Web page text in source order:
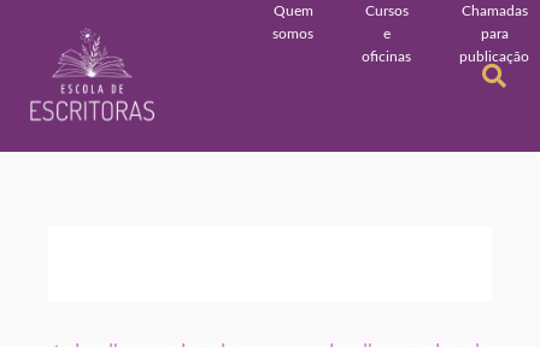
Quem
somos
Cursos
e
oficinas
Chamadas
para
publicação